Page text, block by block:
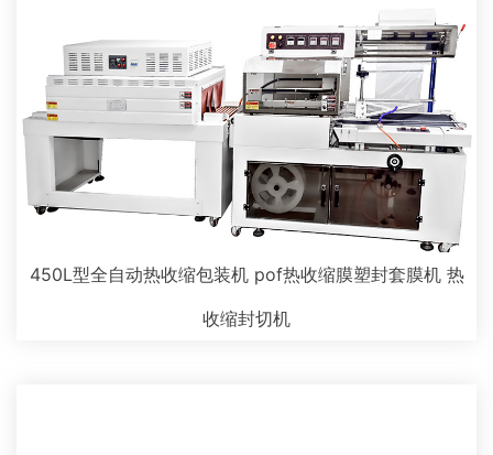
450L型全自动热收缩包装机 pof热收缩膜塑封套膜机 热
收缩封切机